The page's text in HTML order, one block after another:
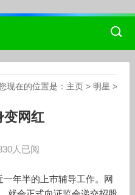
现在的位置是： 主页 > 明星 >
变网红
人已阅
年半的上市辅导工作。网